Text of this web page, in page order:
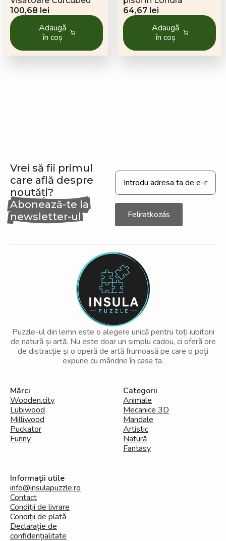
100,68 lei
Adaugă
în coș
64,67 lei
Adaugă
în coș
Vrei să fii primul
care află despre
noutăți?
Abonează-te la
newsletter-ul
Feliratkozás
Puzzle-ul din lemn este o alegere unică pentru toți iubitorii
de natură și artă. Nu este doar un simplu cadou, ci oferă ore
de distracție și o operă de artă frumoasă pe care o poți
expune cu mândrie în casa ta.
Mărci
Wooden.city
Lubiwood
Milliwood
Puckator
Funny
Categorii
Animale
Mecanice 3D
Mandale
Artistic
Natură
Fantasy
Informații utile
info@insulapuzzle.ro
Contact
Condiții de livrare
Condiții de plată
Declarație de
confidențialitate